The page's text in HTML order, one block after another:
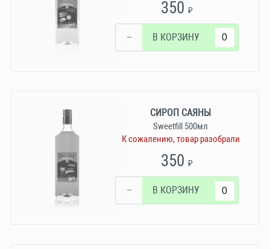
350₽
− В КОРЗИНУ
СИРОП САЯНЫ
Sweetfill 500мл
К сожалению, товар разобрали
350₽
− В КОРЗИНУ